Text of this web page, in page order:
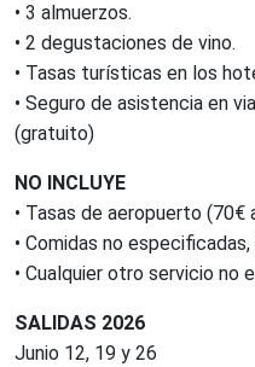
• 3 almuerzos.
• 2 degustaciones de vino.
• Tasas turísticas en los
• Seguro de asistencia en
(gratuito)
NO INCLUYE
• Tasas de aeropuerto (70€
• Comidas no especificadas,
• Cualquier otro servicio no
SALIDAS 2026
Junio 12, 19 y 26